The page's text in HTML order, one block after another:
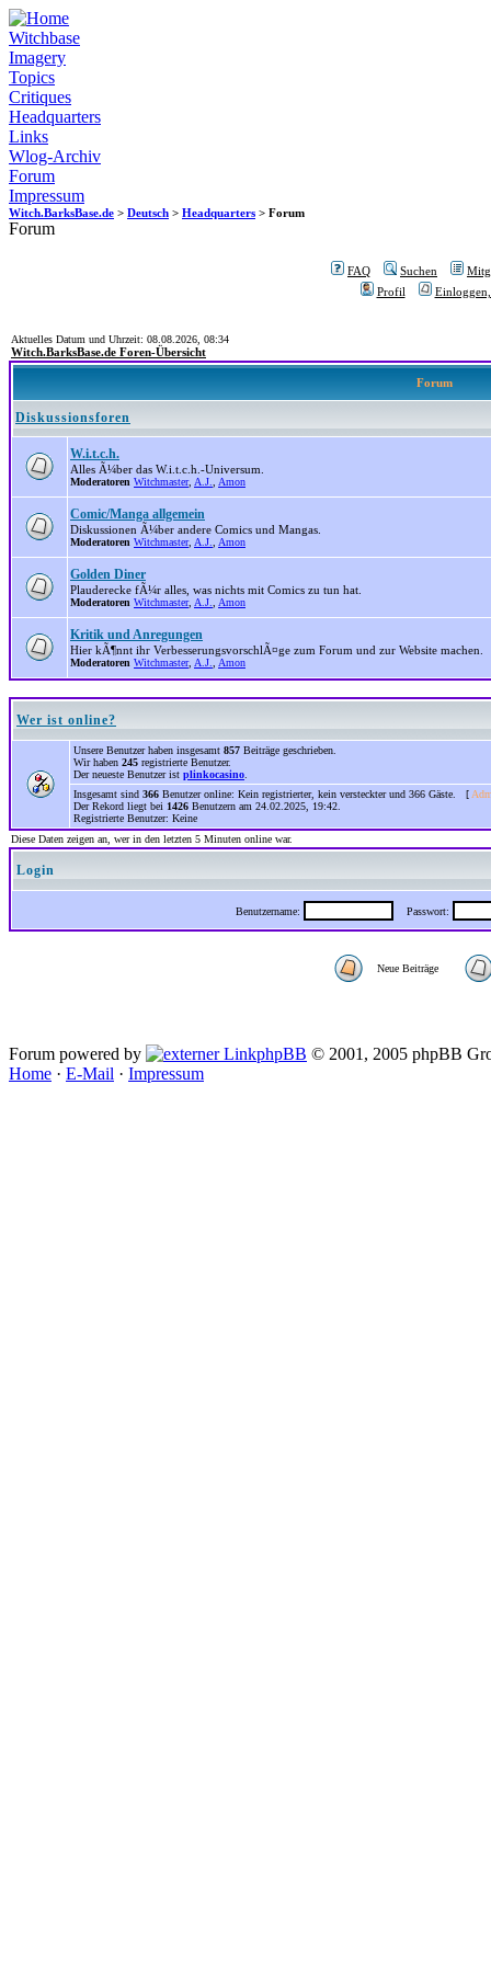
Witchbase
Imagery
Topics
Critiques
Headquarters
Links
Wlog-Archiv
Forum
Impressum
Witch.BarksBase.de > Deutsch > Headquarters > Forum
Forum
FAQ Suchen
Profil
Aktuelles Datum und Uhrzeit: 08.08.2026, 08:34
Witch.BarksBase.de Foren-Übersicht
Forum
Diskussionsforen
W.i.t.c.h.
Alles Ã¼ber das W.i.t.c.h.-Universum.
Moderatoren Witchmaster, A.J. Amon
Comic/Manga allgemein
Diskussionen Ã¼ber andere Comics und Mangas.
Moderatoren Witchmaster, A.J. Amon
Golden Diner
Plauderecke fÃ¼r alles, was nichts mit Comics zu tun hat.
Moderatoren Witchmaster, A.J. Amon
Kritik und Anregungen
Hier kÃ¶nnt ihr VerbesserungsvorschlÃ¤ge zum Forum und zur Website machen.
Moderatoren Witchmaster, A.J. Amon
Wer ist online?
Unsere Benutzer haben insgesamt 857 Beiträge geschrieben.
Wir haben 245 registrierte Benutzer.
Der neueste Benutzer ist plinkocasino
Insgesamt sind 366 Benutzer online: Kein registrierter, kein versteckter und 366 Gäste. [
Der Rekord liegt bei 1426 Benutzern am 24.02.2025, 19:42.
Registrierte Benutzer: Keine
Diese Daten zeigen an, wer in den letzten 5 Minuten online war.
Login
Benutzername: Passwort:
Neue Beiträge
Forum powered by phpBB © 2001, 2005 phpBB
Home · E-Mail · Impressum